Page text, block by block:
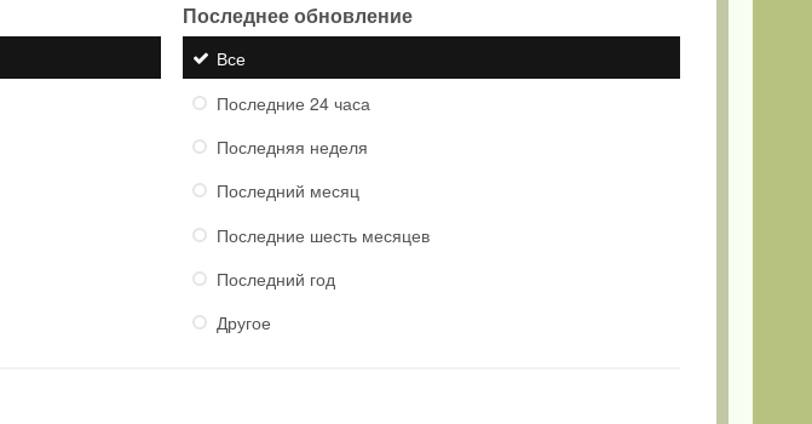
Последнее обновление
Все
Последние 24 часа
Последняя неделя
Последний месяц
Последние шесть месяцев
Последний год
Другое